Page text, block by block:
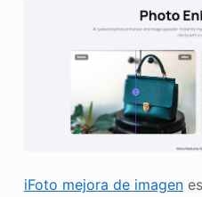
iFoto mejora de imagen